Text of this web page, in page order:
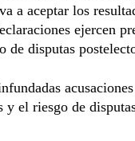
a aceptar los
ejercen
de disputas
y el riesgo de